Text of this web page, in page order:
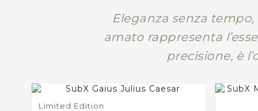
Eleganza senza
amato rappresenta
precisione, è
Limited Edition